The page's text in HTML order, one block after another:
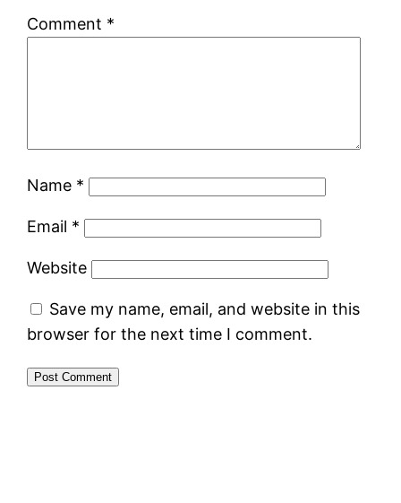
Comment *
Name *
Email *
Website
Save my name, email, and website in this
browser for the next time I comment.